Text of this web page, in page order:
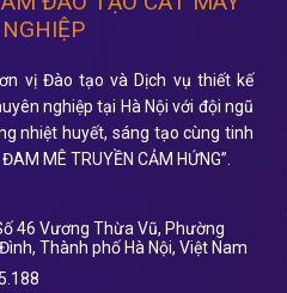
vị Đào tạo và Dịch vụ thiết kế
nghiệp tại Hà Nội với đội ngũ
nhiệt huyết, sáng tạo cùng tinh
MÊ TRUYỀN CẢM HỨNG”.
46 Vương Thừa Vũ, Phường
Thành phố Hà Nội, Việt Nam